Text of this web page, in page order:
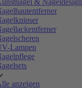
& Nageldesign
Lampen
anzeigen